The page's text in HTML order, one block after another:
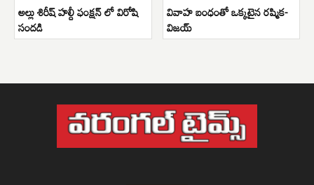
అల్లు శిరీష్ హల్దీ ఫంక్షన్ లో విరోషి
సందడి
వివాహ బంధంతో ఒక్కటైన రష్మిక-
విజయ్